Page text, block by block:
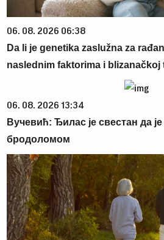
06. 08. 2026 06:38
Da li je genetika zaslužna za
naslednim faktorima i blizanačkoj
06. 08. 2026 13:34
Вучевић: Ђилас је свестан да
бродоломом